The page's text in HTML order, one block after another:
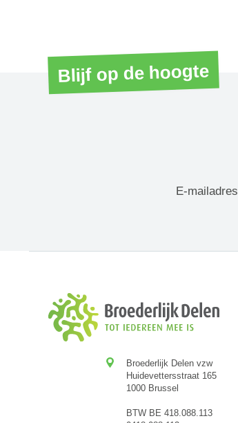
Blijf op de hoogte
E-mailadres
Broederlijk Delen vzw
Huidevettersstraat 165
1000 Brussel
BTW BE 418.088.113